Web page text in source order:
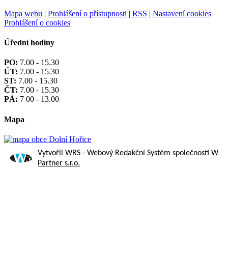
Mapa webu | Prohlášení o přístupnosti | RSS | Nastavení cookies
Prohlášení o cookies
Úřední hodiny
PO: 7.00 - 15.30
ÚT: 7.00 - 15.30
ST: 7.00 - 15.30
ČT: 7.00 - 15.30
PÁ: 7 00 - 13.00
Mapa
Vytvořil WRS - Webový Redakční Systém společnosti W
Partner s.r.o.